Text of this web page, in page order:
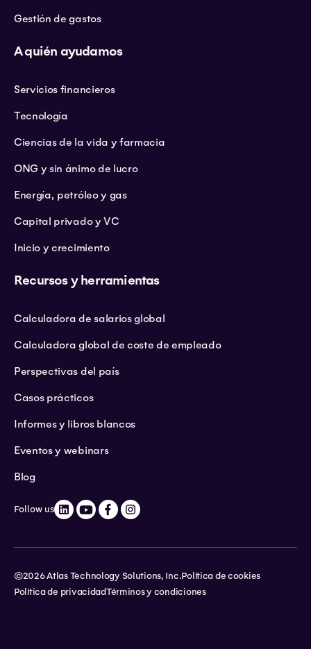
Gestión de gastos
A quién ayudamos
Servicios financieros
Tecnología
Ciencias de la vida y farmacia
ONG y sin ánimo de lucro
Energía, petróleo y gas
Capital privado y VC
Inicio y crecimiento
Recursos y herramientas
Calculadora de salarios global
Calculadora global de coste de empleado
Perspectivas del país
Casos prácticos
Informes y libros blancos
Eventos y webinars
Blog
Follow us
©2026 Atlas Technology Solutions, Inc.Política de cookies
Política de privacidadTérminos y condiciones